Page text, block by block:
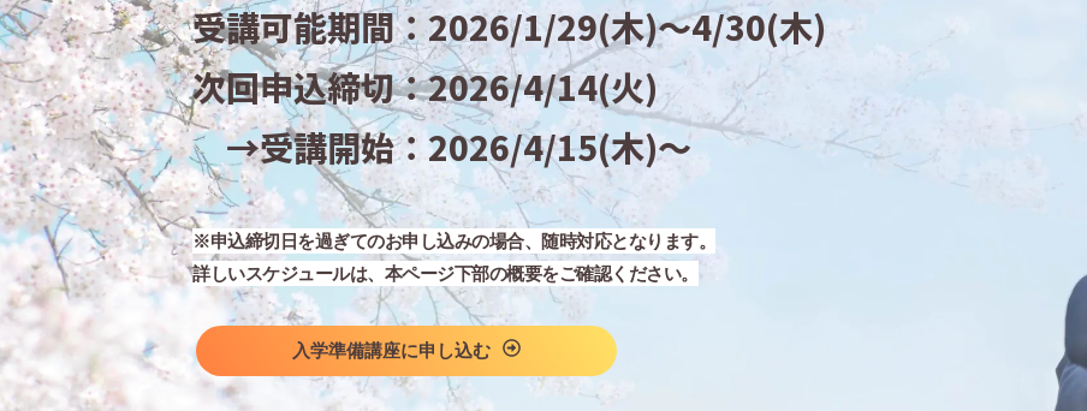
受講可能期間：2026/1/29(木)〜4/30(木)
次回申込締切：2026/4/14(火)
→受講開始：2026/4/15(木)〜
※申込締切日を過ぎてのお申し込みの場合、随時対応となります。
詳しいスケジュールは、本ページ下部の概要をご確認ください。
入学準備講座に申し込む